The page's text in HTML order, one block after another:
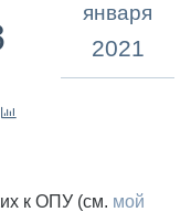
января
2021
к ОПУ (см. мой